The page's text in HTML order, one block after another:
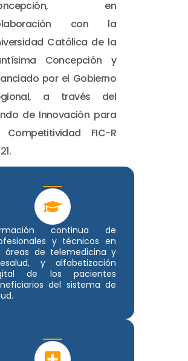
continua de
y técnicos en
áreas de telemedicina y
y alfabetización
de los pacientes
del sistema de
en
con la
Católica de la
Concepción y
por el Gobierno
a través del
de Innovación para
FIC-R